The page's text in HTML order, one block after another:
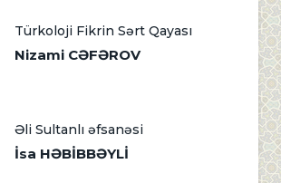
Türkoloji Fikrin Sərt Qayası
Nizami CƏFƏROV
Əli Sultanlı əfsanəsi
İsa HƏBİBBƏYLİ